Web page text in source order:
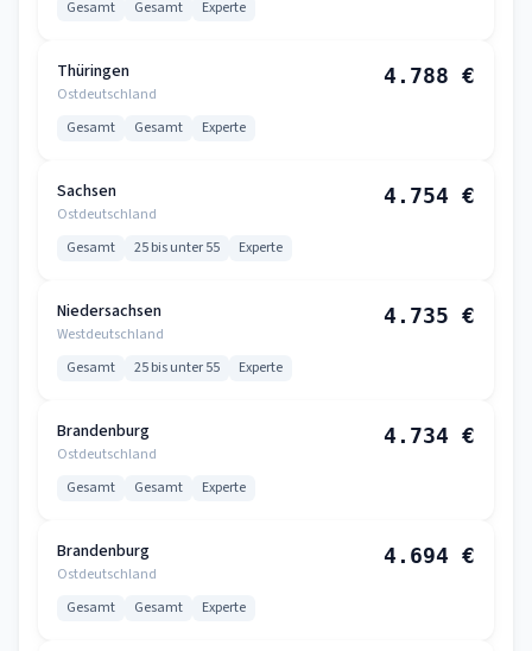
Gesamt Gesamt Experte
Thüringen
Ostdeutschland
4.788 €
Gesamt Gesamt Experte
Sachsen
Ostdeutschland
4.754 €
Gesamt 25 bis unter 55 Experte
Niedersachsen
Westdeutschland
4.735 €
Gesamt 25 bis unter 55 Experte
Brandenburg
Ostdeutschland
4.734 €
Gesamt Gesamt Experte
Brandenburg
Ostdeutschland
4.694 €
Gesamt Gesamt Experte